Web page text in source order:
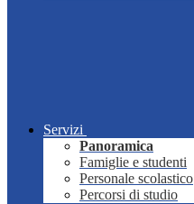
Servizi
Panoramica
Famiglie e studenti
Personale scolastico
Percorsi di studio